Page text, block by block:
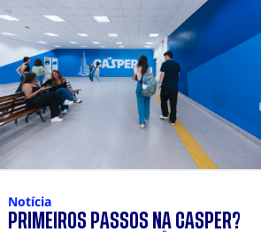
Notícia
PRIMEIROS PASSOS NA CÁSPER?